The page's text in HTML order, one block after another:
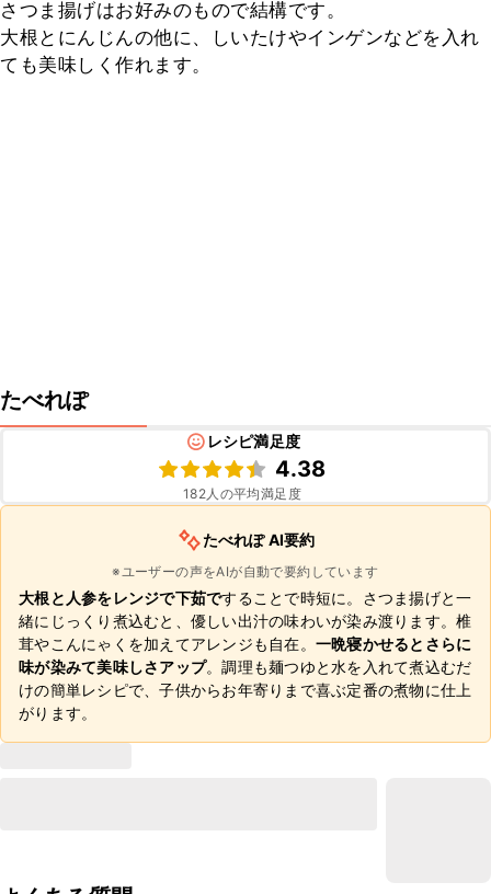
さつま揚げはお好みのもので結構です。
大根とにんじんの他に、しいたけやインゲンなどを入れ
ても美味しく作れます。
たべれぽ
レシピ満足度
4.38
182人の平均満足度
たべれぽ AI要約
※ユーザーの声をAIが自動で要約しています
大根と人参をレンジで下茹ですることで時短に。さつま揚げと一
緒にじっくり煮込むと、優しい出汁の味わいが染み渡ります。椎
茸やこんにゃくを加えてアレンジも自在。 一晩寝かせるとさらに
味が染みて美味しさアップ。調理も麺つゆと水を入れて煮込むだ
けの簡単レシピで、子供からお年寄りまで喜ぶ定番の煮物に仕上
がります。